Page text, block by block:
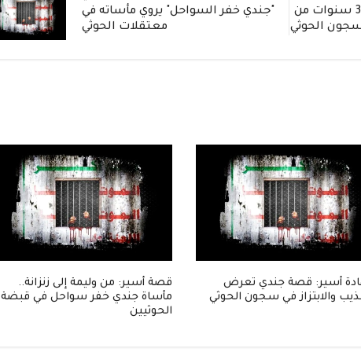
شهادة مؤثرة: جندي يروي 3 سنوات من
سجون الحوثي
"جندي خفر السواحل" يروي مأساته في
معتقلات الحوثي
أسير: قصة جندي تعرض
والابتزاز في سجون الحوثي
قصة أسير: من وليمة إلى زنزانة..
مأساة جندي خفر سواحل في قبضة
الحوثيين